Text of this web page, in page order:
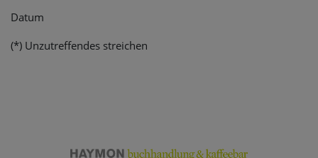
Datum
(*) Unzutreffendes streichen